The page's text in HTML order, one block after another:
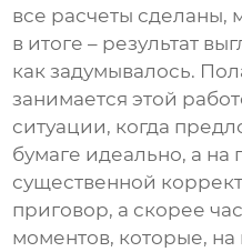
все расчеты сделаны,
в итоге – результат
как задумывалось.
занимается этой
ситуации, когда
бумаге идеально, а на
существенной
приговор, а скорее
моментов, которые, на